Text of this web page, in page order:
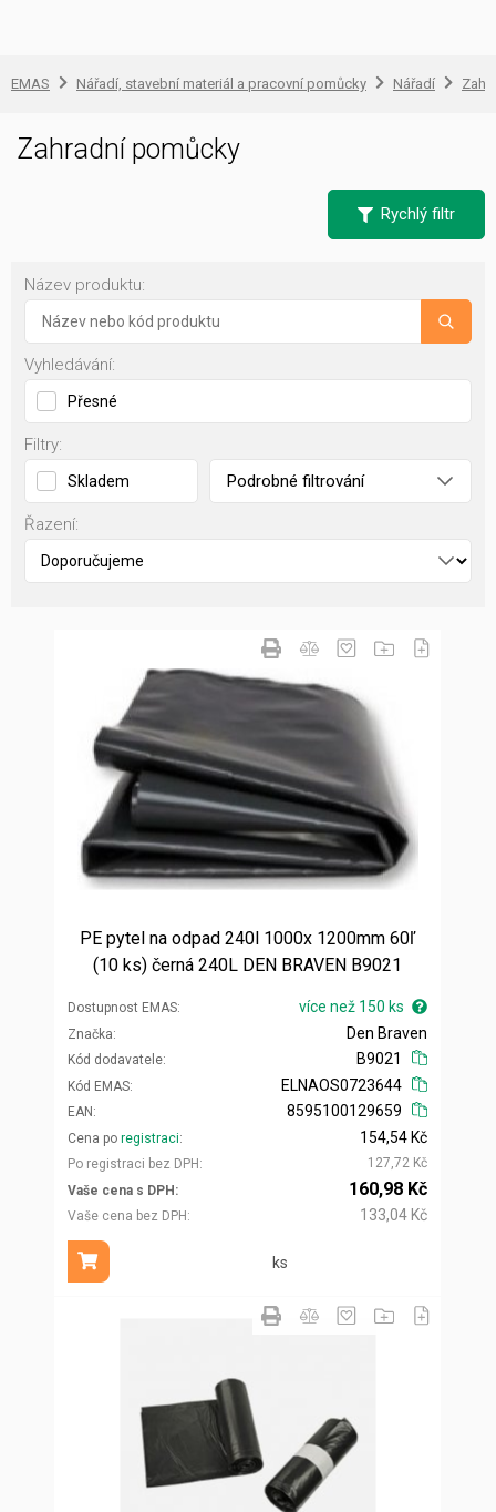
EMAS Nářadí, stavební materiál a pracovní pomůcky Nářadí
Zahradní pomůcky
Rychlý filtr
Název produktu:
Vyhledávání:
Přesné
Filtry:
Skladem Podrobné filtrování
Řazení:
PE pytel na odpad 240l 1000x 1200mm 60ľ
(10 ks) černá 240L DEN BRAVEN B9021
Dostupnost EMAS více než 150 ks
Značka
Kód dodavatele
Den Braven
B9021
Kód EMAS
EAN
ELNAOS0723644
8595100129659
Cena po registraci
Po registraci bez DPH
154,54 Kč
127,72 Kč
Vaše cena s DPH
Vaše cena bez DPH
160,98 Kč
133,04 Kč
ks
Přidat do košíku